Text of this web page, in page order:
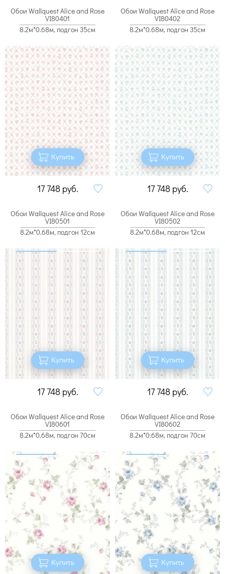
Обои Wallquest Alice and Rose
VI80401
8.2м*0.68м, подгон 35см
Купить
17 748 руб.
Обои Wallquest Alice and Rose
VI80402
8.2м*0.68м, подгон 35см
Купить
17 748 руб.
Обои Wallquest Alice and Rose
VI80501
8.2м*0.68м, подгон 12см
Купить
17 748 руб.
Обои Wallquest Alice and Rose
VI80502
8.2м*0.68м, подгон 12см
Купить
17 748 руб.
Обои Wallquest Alice and Rose
VI80601
8.2м*0.68м, подгон 70см
Купить
Обои Wallquest Alice and Rose
VI80602
8.2м*0.68м, подгон 70см
Купить